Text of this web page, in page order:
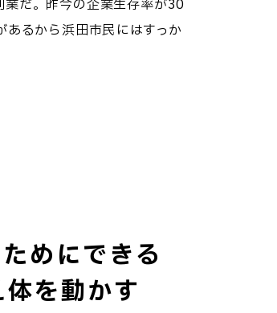
だ。昨今の企業生存率が30
るから浜田市民にはすっか
めにできる
を動かす